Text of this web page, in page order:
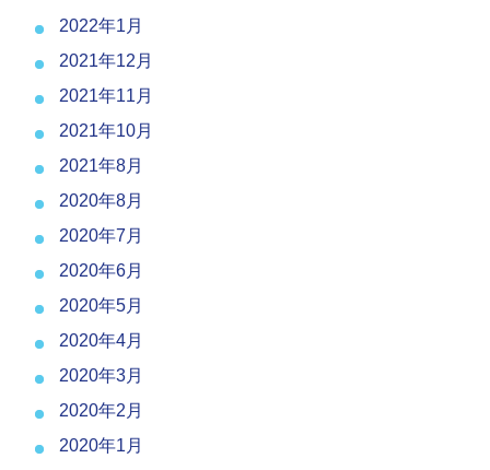
2022年1月
2021年12月
2021年11月
2021年10月
2021年8月
2020年8月
2020年7月
2020年6月
2020年5月
2020年4月
2020年3月
2020年2月
2020年1月